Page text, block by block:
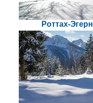
Роттах-Эгерн